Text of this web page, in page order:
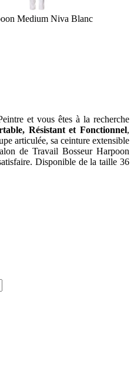
Medium Niva Blanc
et vous êtes à la recherche
Résistant et Fonctionnel,
articulée, sa ceinture extensible
de Travail Bosseur Harpoon
Disponible de la taille 36